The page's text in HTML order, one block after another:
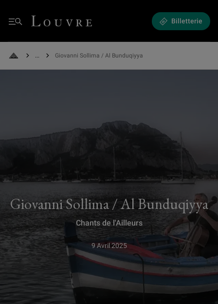
Menu
Louvre - Retour à l'accueil Billetterie
Retour à l'accueil
See all breadcrumbs
Giovanni Sollima / Al Bunduqiyya
Giovanni Sollima / Al Bunduqiyya
Chants de l'Ailleurs
9 Avril 2025